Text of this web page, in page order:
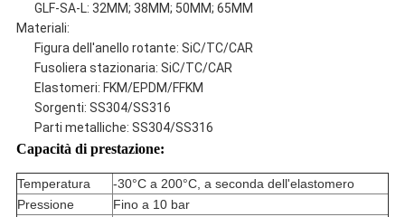
GLF-SA-L: 32MM; 38MM; 50MM; 65MM
Materiali:
Figura dell'anello rotante: SiC/TC/CAR
Fusoliera stazionaria: SiC/TC/CAR
Elastomeri: FKM/EPDM/FFKM
Sorgenti: SS304/SS316
Parti metalliche: SS304/SS316
Capacità di prestazione:
Temperatura
-30°C a 200°C, a seconda dell'elastomero
Pressione
Fino a 10 bar